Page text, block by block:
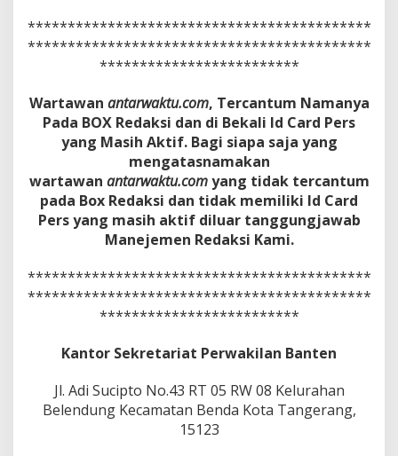
*******************************************
*******************************************
*************************
Wartawan antarwaktu.com, Tercantum Namanya
Pada BOX Redaksi dan di Bekali Id Card Pers
yang Masih Aktif. Bagi siapa saja yang
mengatasnamakan
wartawan antarwaktu.comyang tidak tercantum
pada Box Redaksi dan tidak memiliki Id Card
Pers yang masih aktif diluar tanggungjawab
Manejemen Redaksi Kami.
*******************************************
*******************************************
*************************
Kantor Sekretariat Perwakilan Banten
Jl. Adi Sucipto No.43 RT 05 RW 08 Kelurahan
Belendung Kecamatan Benda Kota Tangerang,
15123